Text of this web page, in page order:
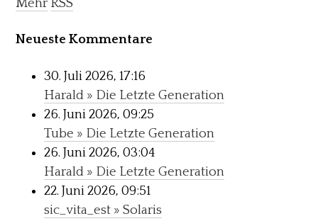
Neueste Kommentare
30. Juli 2026, 17:16
Harald » Die Letzte Generation
26. Juni 2026, 09:25
Tube » Die Letzte Generation
26. Juni 2026, 03:04
Harald » Die Letzte Generation
22. Juni 2026, 09:51
sic_vita_est » Solaris